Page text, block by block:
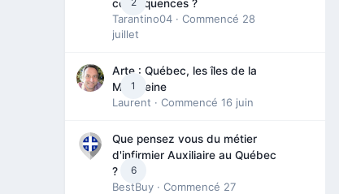
conséquences ?
Tarantino04 · Commencé 28
juillet
1
Arte : Québec, les îles de la
Madeleine
Laurent · Commencé 16 juin
6
Que pensez vous du métier
d'infirmier Auxiliaire au Québec
?
BestBuy · Commencé 27